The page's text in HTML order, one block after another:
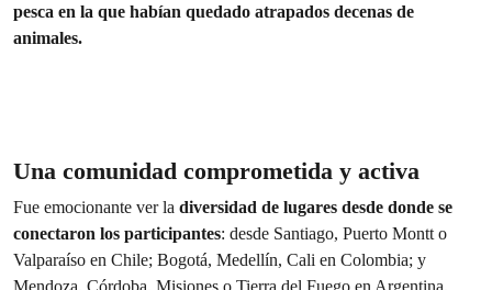
pesca en la que habían quedado atrapados decenas de
animales.
Una comunidad comprometida y activa
Fue emocionante ver la diversidad de lugares desde donde se
conectaron los participantes: desde Santiago, Puerto Montt o
Valparaíso en Chile; Bogotá, Medellín, Cali en Colombia; y